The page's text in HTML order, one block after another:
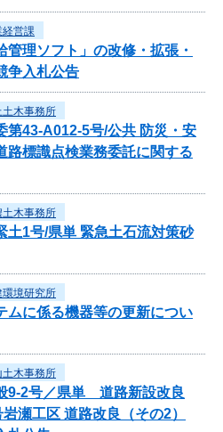
経営課
管理ソフト」の改修・拡張・
争入札公告
土木事務所
第43-A012-5号/公共 防災・安
路標識点検業務委託に関する
土木事務所
土1号/県単 緊急土石流対策砂
環境研究所
ムに係る機器等の更新につい
土木事務所
9-2号／県単 道路新設改良
瀬工区 道路改良（その2）